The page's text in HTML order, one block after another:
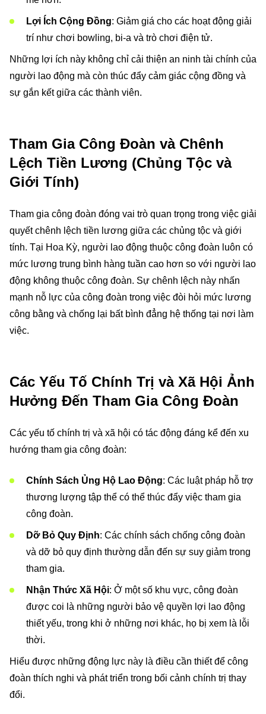
Lợi Ích Cộng Đồng: Giảm giá cho các hoạt động giải
trí như chơi bowling, bi-a và trò chơi điện tử.
Những lợi ích này không chỉ cải thiện an ninh tài chính của
người lao động mà còn thúc đẩy cảm giác cộng đồng và
sự gắn kết giữa các thành viên.
Tham Gia Công Đoàn và Chênh
Lệch Tiền Lương (Chủng Tộc và
Giới Tính)
Tham gia công đoàn đóng vai trò quan trọng trong việc giải
quyết chênh lệch tiền lương giữa các chủng tộc và giới
tính. Tại Hoa Kỳ, người lao động thuộc công đoàn luôn có
mức lương trung bình hàng tuần cao hơn so với người lao
động không thuộc công đoàn. Sự chênh lệch này nhấn
mạnh nỗ lực của công đoàn trong việc đòi hỏi mức lương
công bằng và chống lại bất bình đẳng hệ thống tại nơi làm
việc.
Các Yếu Tố Chính Trị và Xã Hội Ảnh
Hưởng Đến Tham Gia Công Đoàn
Các yếu tố chính trị và xã hội có tác động đáng kể đến xu
hướng tham gia công đoàn:
Chính Sách Ủng Hộ Lao Động: Các luật pháp hỗ trợ
thương lượng tập thể có thể thúc đẩy việc tham gia
công đoàn.
Dỡ Bỏ Quy Định: Các chính sách chống công đoàn
và dỡ bỏ quy định thường dẫn đến sự suy giảm trong
tham gia.
Nhận Thức Xã Hội: Ở một số khu vực, công đoàn
được coi là những người bảo vệ quyền lợi lao động
thiết yếu, trong khi ở những nơi khác, họ bị xem là lỗi
thời.
Hiểu được những động lực này là điều cần thiết để công
đoàn thích nghi và phát triển trong bối cảnh chính trị thay
đổi.